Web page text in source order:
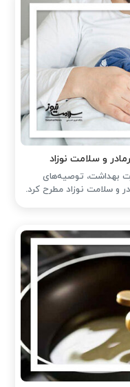
و سلامت نوزاد
بهداشت، توصیه‌های
و سلامت نوزاد مطرح کرد.